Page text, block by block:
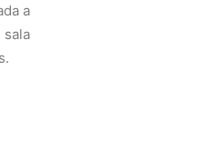
a
sala